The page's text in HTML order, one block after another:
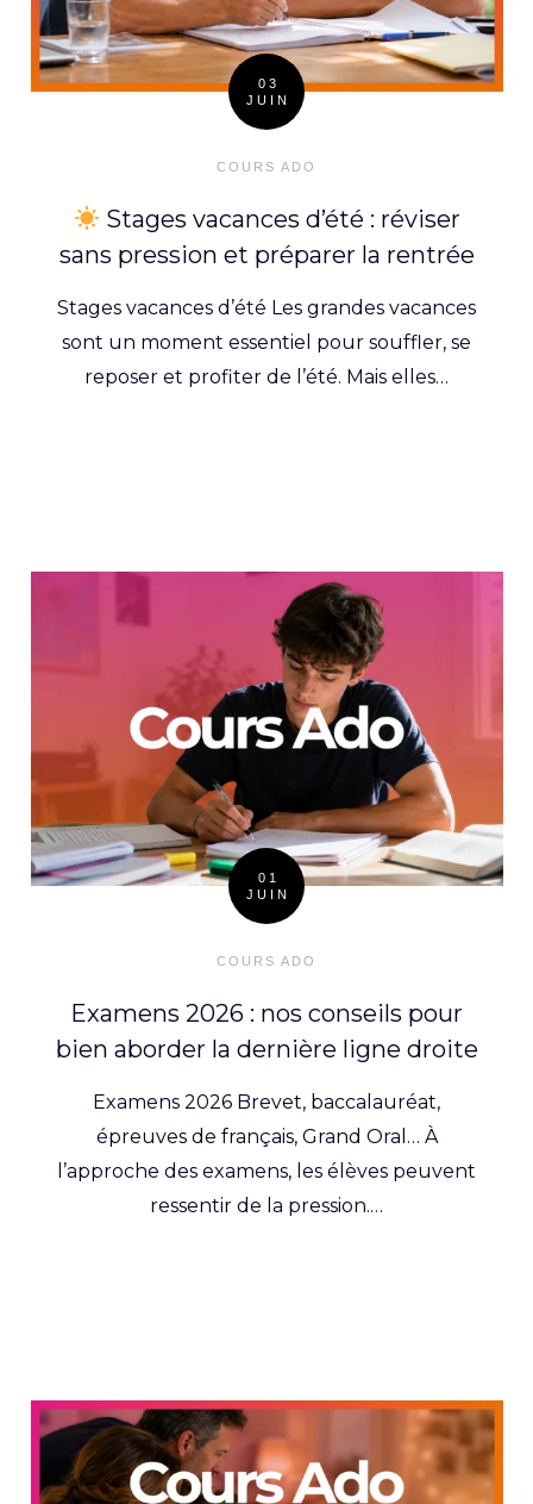
03
JUIN
COURS ADO
Stages vacances d’été : réviser
sans pression et préparer la rentrée
Stages vacances d’été Les grandes vacances
sont un moment essentiel pour souffler, se
reposer et profiter de l’été. Mais elles…
01
JUIN
COURS ADO
Examens 2026 : nos conseils pour
bien aborder la dernière ligne droite
Examens 2026 Brevet, baccalauréat,
épreuves de français, Grand Oral… À
l’approche des examens, les élèves peuvent
ressentir de la pression.…